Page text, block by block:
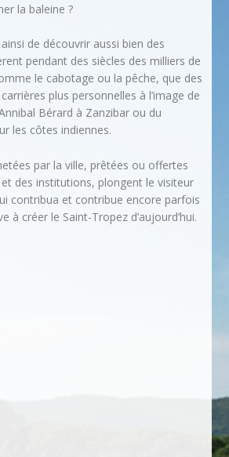
la baleine ?
de découvrir aussi bien des
pendant des siècles des milliers de
le cabotage ou la pêche, que des
plus personnelles à l’image de
Bérard à Zanzibar ou du
les côtes indiennes.
par la ville, prêtées ou offertes
des institutions, plongent le visiteur
contribua et contribue encore parfois
à créer le Saint-Tropez d’aujourd’hui.